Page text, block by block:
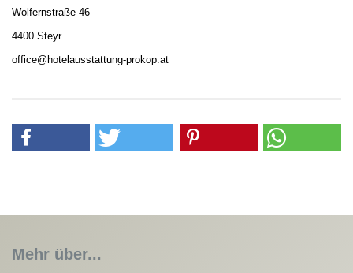
Wolfernstraße 46
4400 Steyr
office@hotelausstattung-prokop.at
Mehr über...